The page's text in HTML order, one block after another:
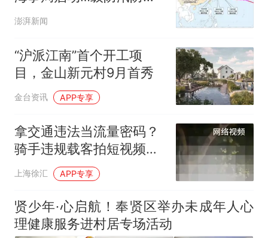
响应、四区发台风蓝色预
澎湃新闻
“沪派江南”首个开工项
目，金山新元村9月首秀
金台资讯 APP专享
拿交通违法当流量密码？
骑手违规载客拍短视频吸
粉，栽了！
上海徐汇 APP专享
贤少年·心启航！奉贤区举办未成年人心
理健康服务进村居专场活动